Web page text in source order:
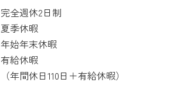
完全週休2日制
夏季休暇
年始年末休暇
有給休暇
（年間休日110日＋有給休暇）